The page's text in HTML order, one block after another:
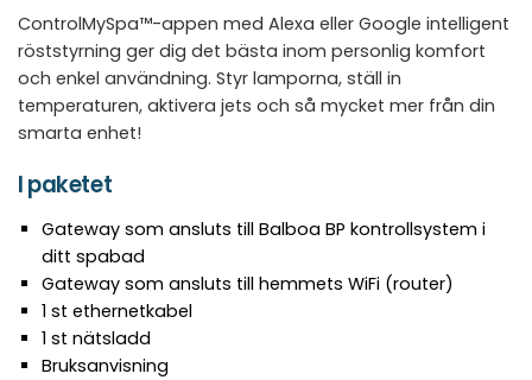
ControlMySpa™-appen med Alexa eller Google intelligent
röststyrning ger dig det bästa inom personlig komfort
och enkel användning. Styr lamporna, ställ in
temperaturen, aktivera jets och så mycket mer från din
smarta enhet!
I paketet
Gateway som ansluts till Balboa BP kontrollsystem i
ditt spabad
Gateway som ansluts till hemmets WiFi (router)
1 st ethernetkabel
1 st nätsladd
Bruksanvisning